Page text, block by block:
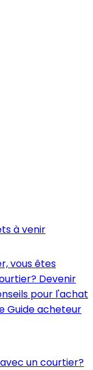
à venir
vous êtes
Devenir
pour l'achat
Guide acheteur
un courtier?